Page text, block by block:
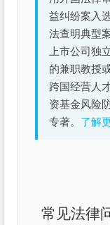
益纠纷案入
法查明典型
上市公司独
的兼职教授
跨国经营人
资基金风险
专著。 了解
常见法律